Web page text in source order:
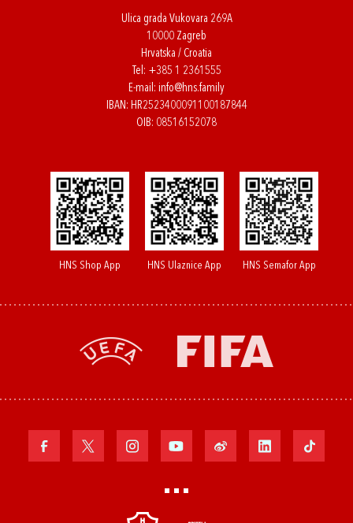
Ulica grada Vukovara 269A
10000 Zagreb
Hrvatska / Croatia
Tel: +385 1 2361555
E-mail: info@hns.family
IBAN: HR2523400091100187844
OIB: 08516152078
HNS Shop App HNS Ulaznice App HNS Semafor App